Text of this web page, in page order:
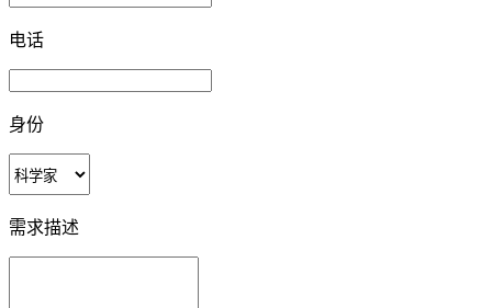
电话
身份
需求描述